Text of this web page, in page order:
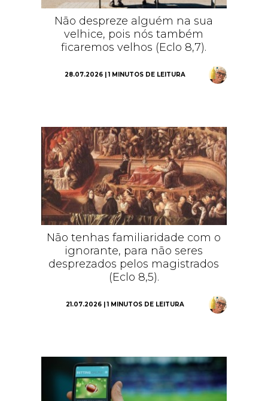
Não despreze alguém na sua
velhice, pois nós também
ficaremos velhos (Eclo 8,7).
28.07.2026 | 1 MINUTOS DE LEITURA
Não tenhas familiaridade com o
ignorante, para não seres
desprezados pelos magistrados
(Eclo 8,5).
21.07.2026 | 1 MINUTOS DE LEITURA